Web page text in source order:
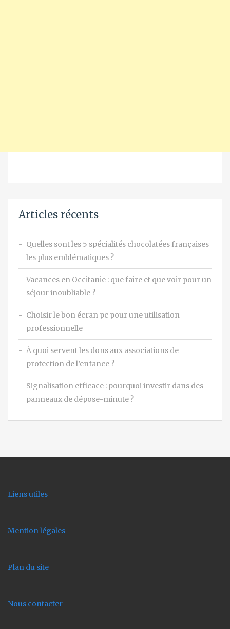
Articles récents
Quelles sont les 5 spécialités chocolatées françaises
les plus emblématiques ?
Vacances en Occitanie : que faire et que voir pour un
séjour inoubliable ?
Choisir le bon écran pc pour une utilisation
professionnelle
À quoi servent les dons aux associations de
protection de l’enfance ?
Signalisation efficace : pourquoi investir dans des
panneaux de dépose-minute ?
Liens utiles
Mention légales
Plan du site
Nous contacter